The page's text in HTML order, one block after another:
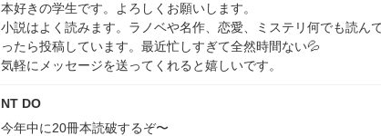
本好きの学生です。よろしくお願いします。
小説はよく読みます。ラノベや名作、恋愛、ミステリ何でも読ん
ったら投稿しています。最近忙しすぎて全然時間ない💦
気軽にメッセージを送ってくれると嬉しいです。
NT DO
今年中に20冊本読破するぞ〜